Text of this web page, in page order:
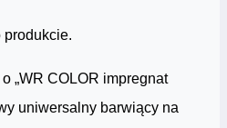
produkcie.
„WR COLOR impregnat
uniwersalny barwiący na